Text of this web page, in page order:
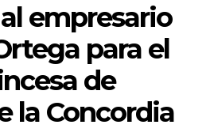
empresario
para el
de
la Concordia